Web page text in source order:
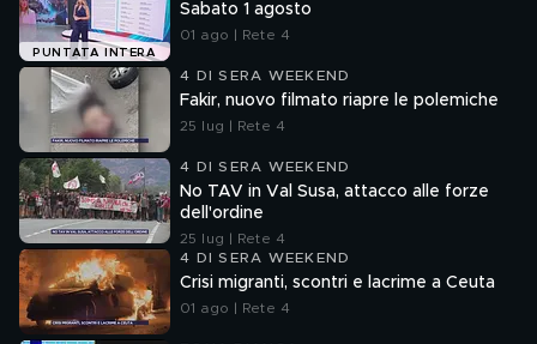
PUNTATA INTERA
Sabato 1 agosto
01 ago | Rete 4
4 DI SERA WEEKEND
Fakir, nuovo filmato riapre le polemiche
25 lug | Rete 4
4 DI SERA WEEKEND
No TAV in Val Susa, attacco alle forze
dell'ordine
25 lug | Rete 4
4 DI SERA WEEKEND
Crisi migranti, scontri e lacrime a Ceuta
01 ago | Rete 4